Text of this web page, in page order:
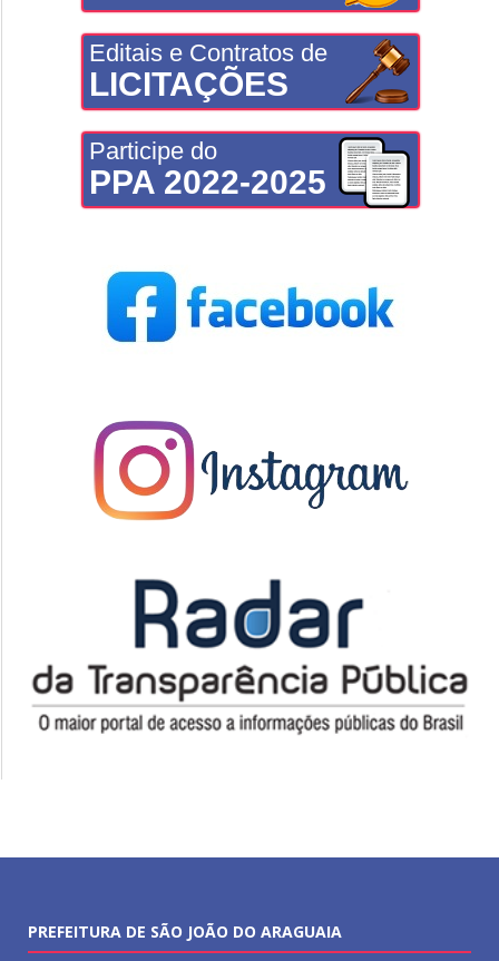
Editais e Contratos de
LICITAÇÕES
Participe do
PPA 2022-2025
PREFEITURA DE SÃO JOÃO DO ARAGUAIA